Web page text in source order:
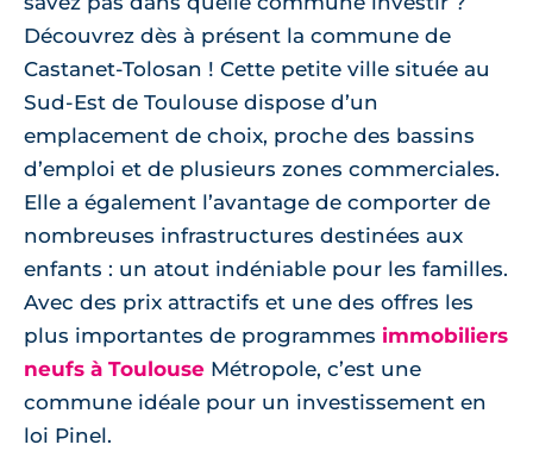
Découvrez dès à présent la commune de
Castanet-Tolosan ! Cette petite ville située au
Sud-Est de Toulouse dispose d’un
emplacement de choix, proche des bassins
d’emploi et de plusieurs zones commerciales.
Elle a également l’avantage de comporter de
nombreuses infrastructures destinées aux
enfants : un atout indéniable pour les familles.
Avec des prix attractifs et une des offres les
plus importantes de programmes immobiliers
neufs à Toulouse Métropole, c’est une
commune idéale pour un investissement en
loi Pinel.